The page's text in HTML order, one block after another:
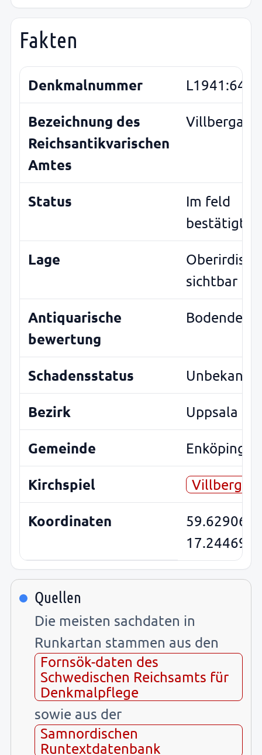
Fakten
Denkmalnummer L1941:6440
Bezeichnung des
Reichsantikvarischen
Amtes
Villberga
Status
Im feld
bestätigt
Lage
Oberirdisch
sichtbar
Antiquarische
bewertung
Schadensstatus Unbekannt
Bezirk Uppsala
Gemeinde Enköping
Kirchspiel Villberga
Koordinaten
Quellen
Die meisten sachdaten in
Runkartan stammen aus den
Fornsök-daten des
Schwedischen Reichsamts für
Denkmalpflege
sowie aus der
Samnordischen
Runtextdatenbank